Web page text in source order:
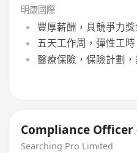
明康國際
豐厚薪酬，具競爭力
五天工作周，彈性工
醫療保險，保險計劃
Compliance Officer
Searching Pro Limited